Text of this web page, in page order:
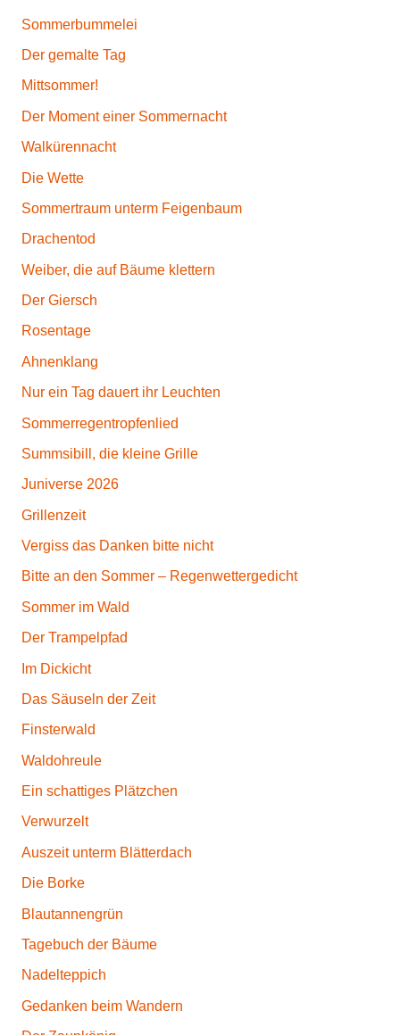
Sommerbummelei
Der gemalte Tag
Mittsommer!
Der Moment einer Sommernacht
Walkürennacht
Die Wette
Sommertraum unterm Feigenbaum
Drachentod
Weiber, die auf Bäume klettern
Der Giersch
Rosentage
Ahnenklang
Nur ein Tag dauert ihr Leuchten
Sommerregentropfenlied
Summsibill, die kleine Grille
Juniverse 2026
Grillenzeit
Vergiss das Danken bitte nicht
Bitte an den Sommer – Regenwettergedicht
Sommer im Wald
Der Trampelpfad
Im Dickicht
Das Säuseln der Zeit
Finsterwald
Waldohreule
Ein schattiges Plätzchen
Verwurzelt
Auszeit unterm Blätterdach
Die Borke
Blautannengrün
Tagebuch der Bäume
Nadelteppich
Gedanken beim Wandern